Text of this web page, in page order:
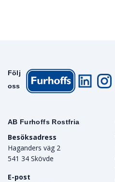
AB Furhoffs Rostfria
Besöksadress
Haganders väg 2
541 34 Skövde
E-post
Följ
oss